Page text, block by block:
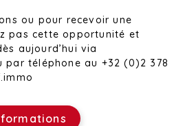
ou pour recevoir une
pas cette opportunité et
aujourd’hui via
par téléphone au +32 (0)2 378